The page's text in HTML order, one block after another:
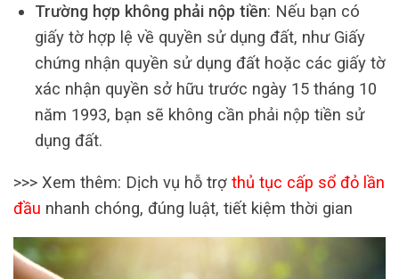
Trường hợp không phải nộp tiền: Nếu bạn có
giấy tờ hợp lệ về quyền sử dụng đất, như Giấy
chứng nhận quyền sử dụng đất hoặc các giấy tờ
xác nhận quyền sở hữu trước ngày 15 tháng 10
năm 1993, bạn sẽ không cần phải nộp tiền sử
dụng đất.
>>> Xem thêm: Dịch vụ hỗ trợ thủ tục cấp sổ đỏ lần
đầu nhanh chóng, đúng luật, tiết kiệm thời gian